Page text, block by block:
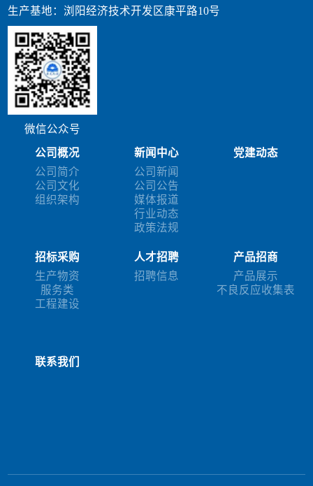
生产基地：浏阳经济技术开发区康平路10号
微信公众号
公司概况
公司简介
公司文化
组织架构
新闻中心
公司新闻
公司公告
媒体报道
行业动态
政策法规
党建动态
招标采购
生产物资
服务类
工程建设
人才招聘
招聘信息
产品招商
产品展示
不良反应收集表
联系我们